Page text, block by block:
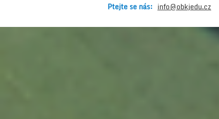
Ptejte se nás: info@obkjedu.cz